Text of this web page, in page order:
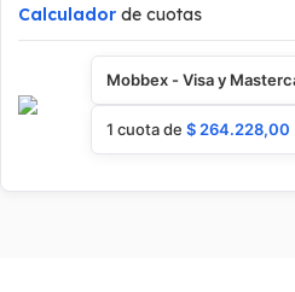
Calculador de cuotas
Mobbex - Visa y
1 cuota de $ 264.228,00